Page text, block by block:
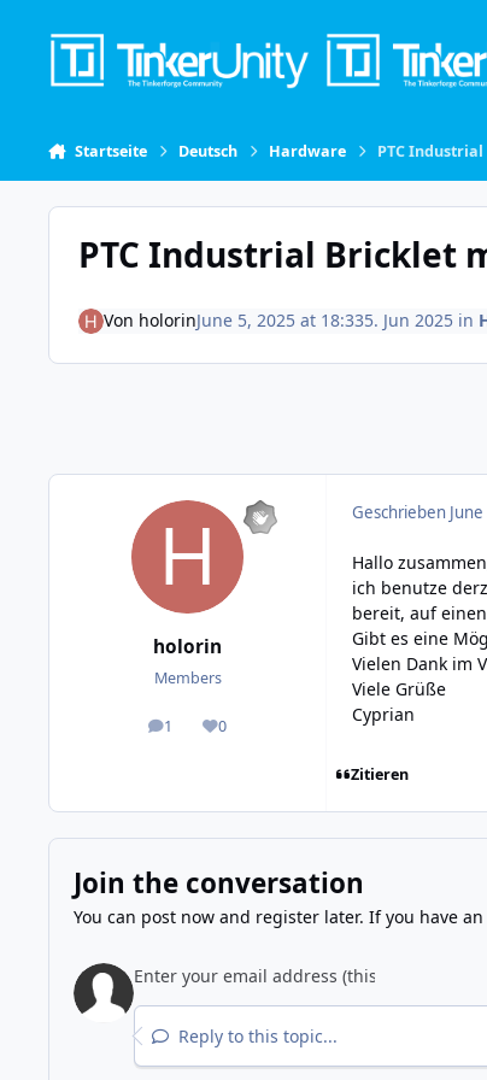
Startseite Deutsch Hardware PTC
PTC Industrial Bricklet
Von holorinJune 5, 2025 at 18:335. Jun 2025in
holorin
Members
1
posts 0
Reputation
Geschrieben
Hallo
ich benutze
bereit, auf
Gibt es eine
Vielen Dank im
Viele Grüße
Cyprian
Zitieren
Join the conversation
You can post now and register later. If you have
Reply to this topic...